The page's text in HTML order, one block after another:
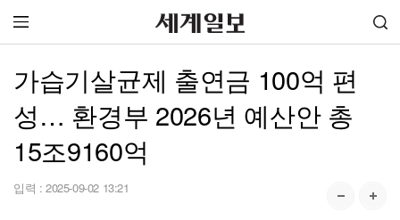
가습기살균제 출연금 100억 편
성… 환경부 2026년 예산안 총
15조9160억
입력 : 2025-09-02 13:21